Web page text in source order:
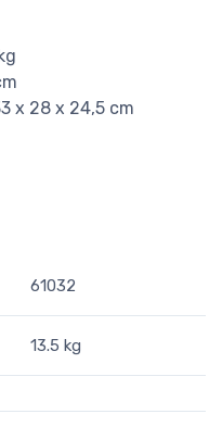
x 28 x 24,5 cm
61032
13.5 kg